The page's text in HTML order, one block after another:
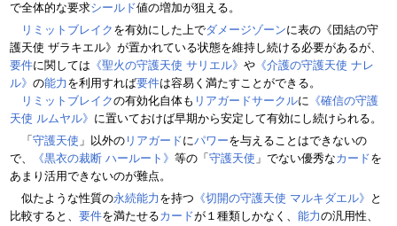
で全体的な要求シールド値の増加が狙える。
リミットブレイク を有効にした上でダメージゾーンに表の《団結の守
護天使 ザラキエル》が置かれている状態を維持し続ける必要があるが、
要件に関しては 《聖火の守護天使 サリエル》 や 《介護の守護天使 ナレ
ル》 の能力 を利用すれば要件は容易く満たすことができる。
リミットブレイクの有効化自体も リアガードサークルに 《確信の守護
天使 ルムヤル》 に置いておけば早期から安定して有効にし続けられる。
「 守護天使 」以外の リアガードにパワーを与えることはできないの
で、
《黒衣の裁断 ハールート》 等の「 守護天使 」でない優秀なカードを
あまり活用できないのが難点。
似たような性質の永続能力 を持つ 《切開の守護天使 マルキダエル》 と
比較すると、 要件を満たせるカードが１種類しかなく、 能力の汎用性、